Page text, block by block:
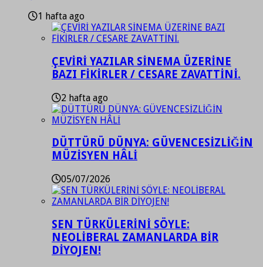
1 hafta ago
ÇEVİRİ YAZILAR SİNEMA ÜZERİNE
BAZI FİKİRLER / CESARE ZAVATTİNİ.
2 hafta ago
DÜTTÜRÜ DÜNYA: GÜVENCESİZLİĞİN
MÜZİSYEN HÂLİ
05/07/2026
SEN TÜRKÜLERİNİ SÖYLE:
NEOLİBERAL ZAMANLARDA BİR
DİYOJEN!